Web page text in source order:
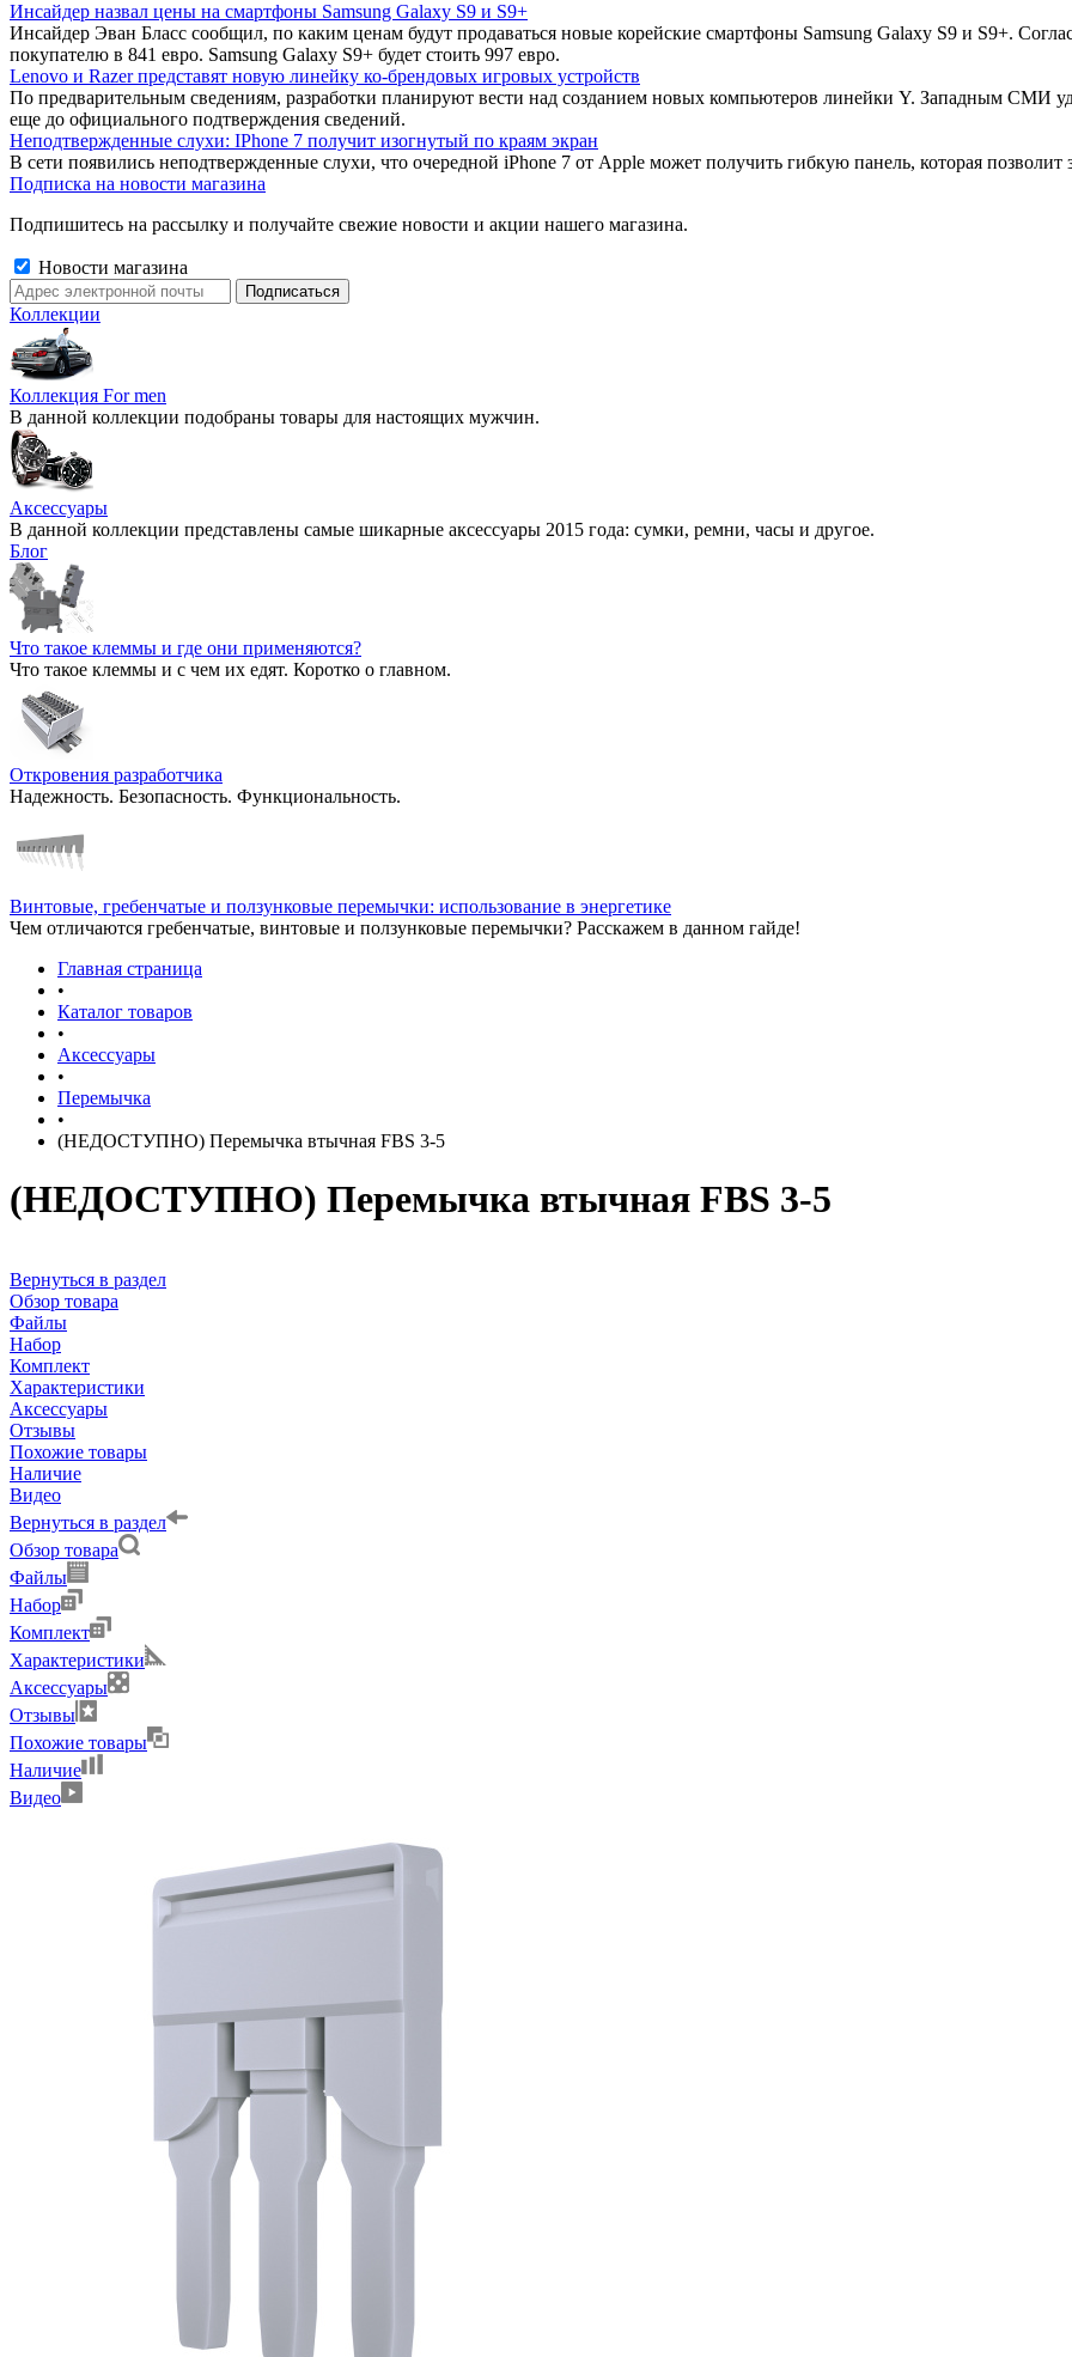
Инсайдер назвал цены на смартфоны Samsung Galaxy S9 и S9+
Инсайдер Эван Бласс сообщил, по каким ценам будут продаваться новые корейские смартфоны Samsung Galaxy S9 и S9+.
покупателю в 841 евро. Samsung Galaxy S9+ будет стоить 997 евро.
Lenovo и Razer представят новую линейку ко-брендовых игровых устройств
По предварительным сведениям, разработки планируют вести над созданием новых компьютеров линейки Y. Западным СМИ
еще до официального подтверждения сведений.
Неподтвержденные слухи: IPhone 7 получит изогнутый по краям экран
В сети появились неподтвержденные слухи, что очередной iPhone 7 от Apple может получить гибкую панель, которая позволит
Подписка на новости магазина
Подпишитесь на рассылку и получайте свежие новости и акции нашего магазина.
Новости магазина
Коллекции
Коллекция For men
В данной коллекции подобраны товары для настоящих мужчин.
Аксессуары
В данной коллекции представлены самые шикарные аксессуары 2015 года: сумки, ремни, часы и другое.
Блог
Что такое клеммы и где они применяются?
Что такое клеммы и с чем их едят. Коротко о главном.
Откровения разработчика
Надежность. Безопасность. Функциональность.
Винтовые, гребенчатые и ползунковые перемычки: использование в энергетике
Чем отличаются гребенчатые, винтовые и ползунковые перемычки? Расскажем в данном гайде!
Главная страница
•
Каталог товаров
•
Аксессуары
•
Перемычка
•
(НЕДОСТУПНО) Перемычка втычная FBS 3-5
(НЕДОСТУПНО) Перемычка втычная FBS 3-5
Вернуться в раздел
Обзор товара
Файлы
Набор
Комплект
Характеристики
Аксессуары
Отзывы
Похожие товары
Наличие
Видео
Вернуться в раздел
Обзор товара
Файлы
Набор
Комплект
Характеристики
Аксессуары
Отзывы
Похожие товары
Наличие
Видео